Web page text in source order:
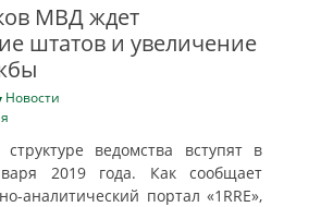
МВД ждет
штатов и увеличение
Новости
ведомства вступят в
2019 года. Как сообщает
аналитический портал «1RRE»,